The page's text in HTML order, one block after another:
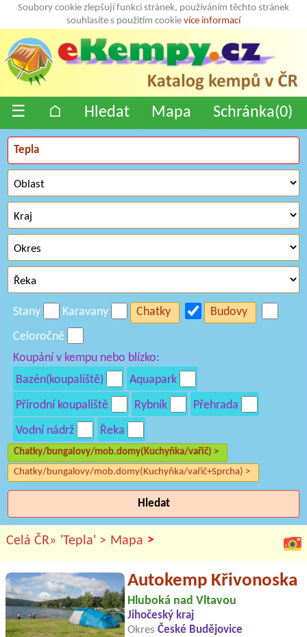
Soubory cookie zlepšují funkci stránek, používáním těchto stránek
souhlasíte s použitím cookie více informací
☰ ⌂ Hledat Mapa Schránka(0)
Stany Karavany Chatky
Budovy
Celoročně
Koupání v kempu nebo blízko:
Bazén(koupaliště)
Aquapark
Přírodní koupaliště
Rybník
Přehrada
Vodní nádrž
Řeka
Chatky/bungalovy/mob.domy(Kuchyňka/vařič) >
Chatky/bungalovy/mob.domy(Kuchyňka/vařič+Sprcha) >
Hledat
Celá ČR» 'Tepla' > Mapa >
Autokemp Křivonoska
Hluboká nad Vltavou
Jihočeský kraj
Okres České Budějovice